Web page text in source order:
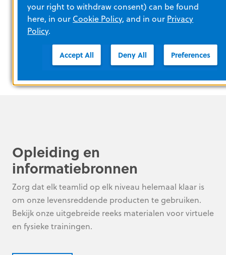
eenvoudiger debriefings uit te voeren. Test uw
kennis van debriefing met deze snelle
interactieve quiz.
Opleiding en
informatiebronnen
Zorg dat elk teamlid op elk niveau helemaal klaar is
om onze levensreddende producten te gebruiken.
Bekijk onze uitgebreide reeks materialen voor virtuele
en fysieke trainingen.
your right to withdraw consent) can be found
here, in our Cookie Policy, and in our Privacy
Policy.
Accept All Deny All Preferences